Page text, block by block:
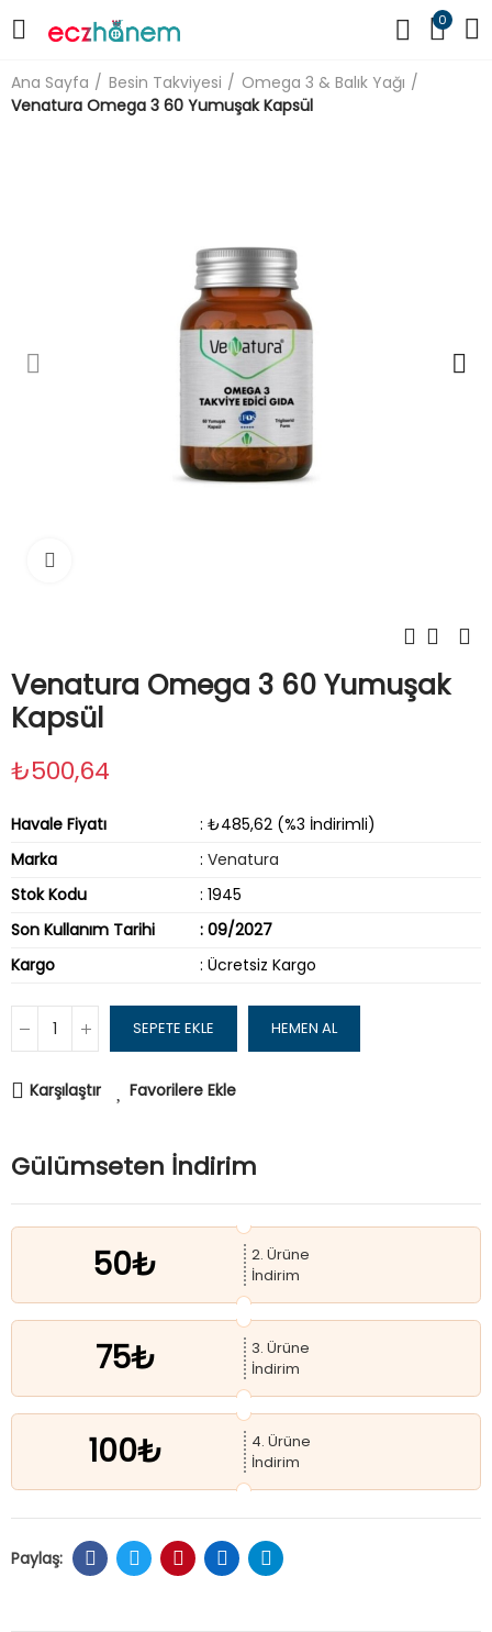
0
Ana Sayfa Besin Takviyesi
Omega 3 & Balık Yağı
Venatura Omega 3 60 Yumuşak Kapsül
Venatura Omega 3 60 Yumuşak
Kapsül
₺500,64
Havale Fiyatı
: ₺485,62 (%3 İndirimli)
Marka
: Venatura
Stok Kodu
: 1945
Son Kullanım Tarihi
: 09/2027
Kargo
: Ücretsiz Kargo
SEPETE EKLE HEMEN AL
Karşılaştır Favorilere Ekle
Gülümseten İndirim
50₺
2. Ürüne
İndirim
75₺
3. Ürüne
İndirim
100₺
4. Ürüne
İndirim